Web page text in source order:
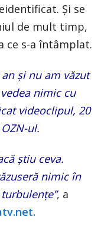
Și se
de mult timp,
ce s-a întâmplat.
și nu am văzut
nimic cu
videoclipul, 20
ul.
știu ceva.
nimic în
, a